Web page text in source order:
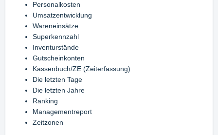
Personalkosten
Umsatzentwicklung
Wareneinsätze
Superkennzahl
Inventurstände
Gutscheinkonten
Kassenbuch/ZE (Zeiterfassung)
Die letzten Tage
Die letzten Jahre
Ranking
Managementreport
Zeitzonen